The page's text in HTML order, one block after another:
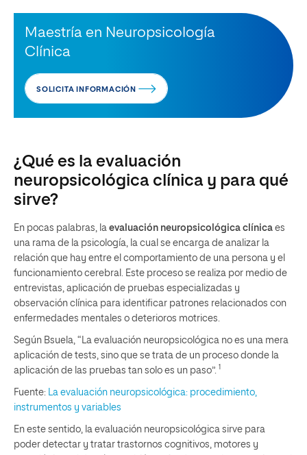
Maestría en Neuropsicología
Clínica
SOLICITA INFORMACIÓN
¿Qué es la evaluación
neuropsicológica clínica y para qué
sirve?
En pocas palabras, la evaluación neuropsicológica clínica es
una rama de la psicología, la cual se encarga de analizar la
relación que hay entre el comportamiento de una persona y el
funcionamiento cerebral. Este proceso se realiza por medio de
entrevistas, aplicación de pruebas especializadas y
observación clínica para identificar patrones relacionados con
enfermedades mentales o deterioros motrices.
Según Bsuela, “La evaluación neuropsicológica no es una mera
aplicación de tests, sino que se trata de un proceso donde la
aplicación de las pruebas tan solo es un paso”. 1
Fuente:
La evaluación neuropsicológica: procedimiento,
instrumentos y variables
En este sentido, la evaluación neuropsicológica sirve para
poder detectar y tratar trastornos cognitivos, motores y